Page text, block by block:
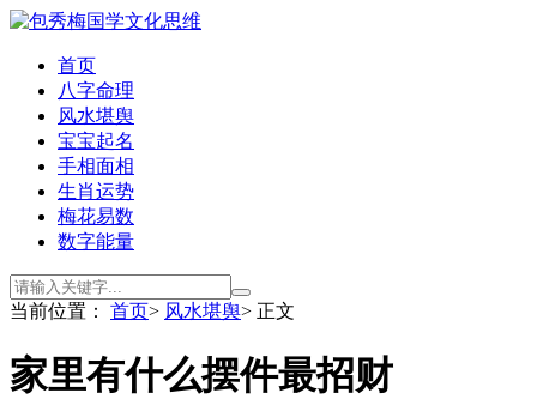
首页
八字命理
风水堪舆
宝宝起名
手相面相
生肖运势
梅花易数
数字能量
当前位置： 首页> 风水堪舆> 正文
家里有什么摆件最招财